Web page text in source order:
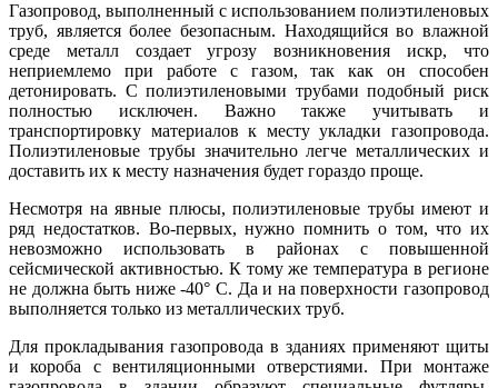
Газопровод, выполненный с использованием полиэтиленовых
труб, является более безопасным. Находящийся во влажной
среде металл создает угрозу возникновения искр, что
неприемлемо при работе с газом, так как он способен
детонировать. С полиэтиленовыми трубами подобный риск
полностью исключен. Важно также учитывать и
транспортировку материалов к месту укладки газопровода.
Полиэтиленовые трубы значительно легче металлических и
доставить их к месту назначения будет гораздо проще.
Несмотря на явные плюсы, полиэтиленовые трубы имеют и
ряд недостатков. Во-первых, нужно помнить о том, что их
невозможно использовать в районах с повышенной
сейсмической активностью. К тому же температура в регионе
не должна быть ниже -40° C. Да и на поверхности газопровод
выполняется только из металлических труб.
Для прокладывания газопровода в зданиях применяют щиты
и короба с вентиляционными отверстиями. При монтаже